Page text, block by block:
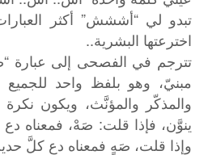
تبدو لي “أششش” أكثر
اخترعتها البشرية..
تترجم في الفصحى إلى عبارة
مبنيّ، وهو بلفظ واحد للجميع
والمذكّر والمؤنَّث، ويكون
ينوَّن، فإذا قلت: صَهْ، فمعناه
وإذا قلت، صَهٍ فمعناه دع كلَّ